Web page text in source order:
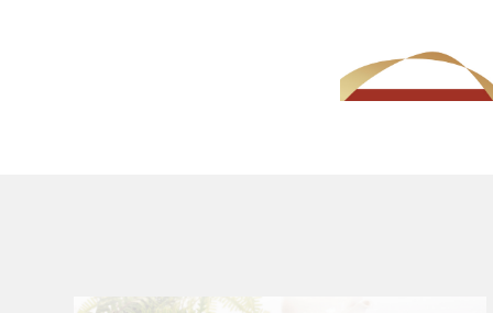
2026-08-09 － 2026-08-31